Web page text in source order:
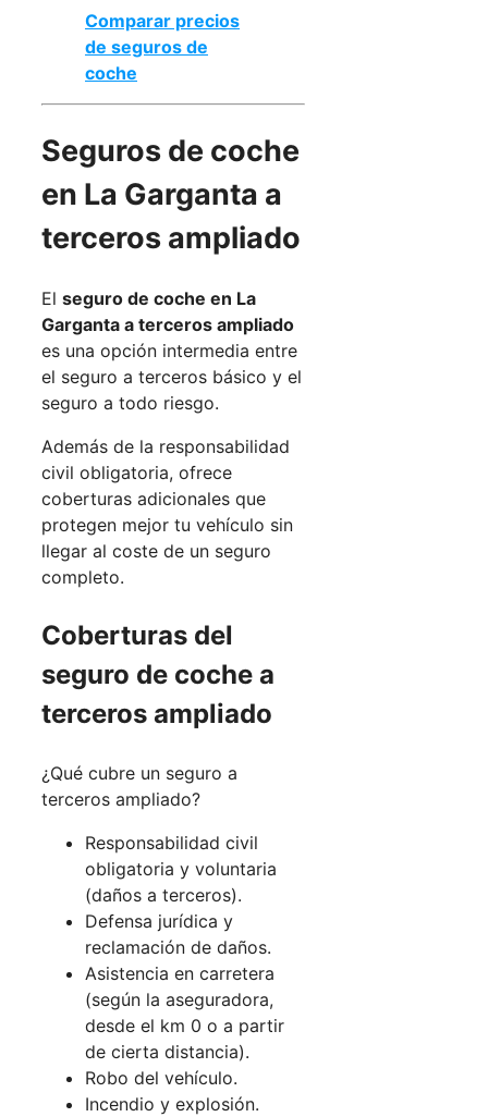
Comparar precios
de seguros de
coche
Seguros de coche
en La Garganta a
terceros ampliado
El seguro de coche en La
Garganta a terceros ampliado
es una opción intermedia entre
el seguro a terceros básico y el
seguro a todo riesgo.
Además de la responsabilidad
civil obligatoria, ofrece
coberturas adicionales que
protegen mejor tu vehículo sin
llegar al coste de un seguro
completo.
Coberturas del
seguro de coche a
terceros ampliado
¿Qué cubre un seguro a
terceros ampliado?
Responsabilidad civil
obligatoria y voluntaria
(daños a terceros).
Defensa jurídica y
reclamación de daños.
Asistencia en carretera
(según la aseguradora,
desde el km 0 o a partir
de cierta distancia).
Robo del vehículo.
Incendio y explosión.